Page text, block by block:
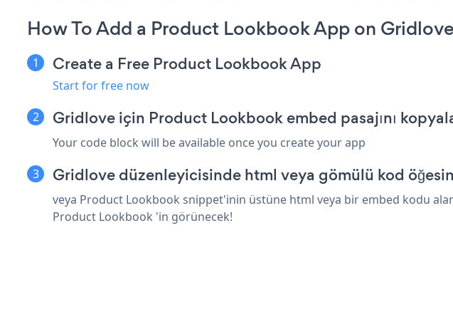
How To Add a Product Lookbook App on
Create a Free Product Lookbook App
Start for free now
Gridlove için Product Lookbook embed pasajını
Your code block will be available once you create your app
Gridlove düzenleyicisinde html veya gömülü kod
veya Product Lookbook snippet'inin üstüne html veya bir embed kodu
Product Lookbook 'in görünecek!